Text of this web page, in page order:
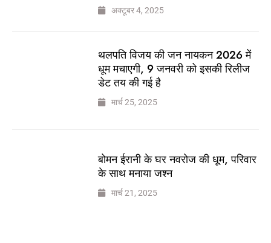
अक्टूबर 4, 2025
थलपति विजय की जन नायकन 2026 में
धूम मचाएगी, 9 जनवरी को इसकी रिलीज
डेट तय की गई है
मार्च 25, 2025
बोमन ईरानी के घर नवरोज की धूम, परिवार
के साथ मनाया जश्न
मार्च 21, 2025